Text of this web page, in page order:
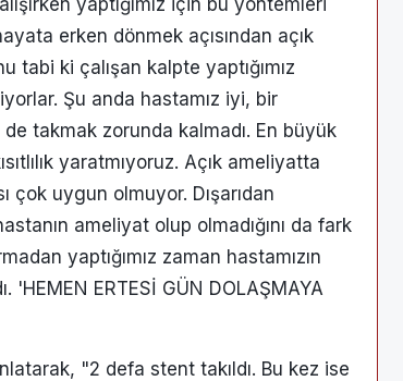
erken dönmek açısından açık
ki çalışan kalpte yaptığımız
Şu anda hastamız iyi, bir
takmak zorunda kalmadı. En büyük
yaratmıyoruz. Açık ameliyatta
uygun olmuyor. Dışarıdan
ameliyat olup olmadığını da fark
yaptığımız zaman hastamızın
ERTESİ GÜN DOLAŞMAYA
"2 defa stent takıldı. Bu kez ise